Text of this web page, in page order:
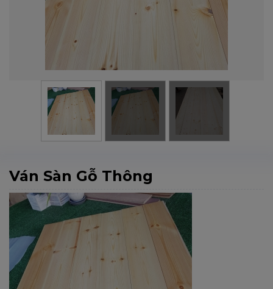
Ván Sàn Gỗ Thông